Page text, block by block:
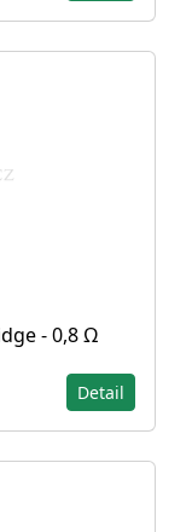
- 0,8 Ω
Detail